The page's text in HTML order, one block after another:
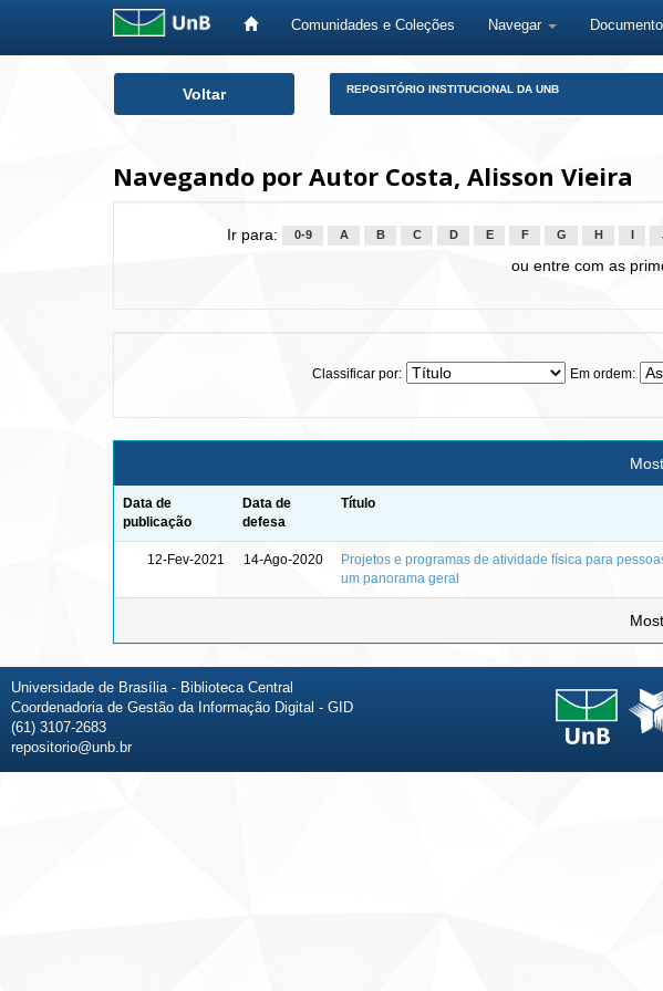
Comunidades e Coleções Navegar
Voltar REPOSITÓRIO INSTITUCIONAL DA UNB
Navegando por Autor Costa, Alisson Vieira
Ir para: 0-9 A B C D E F G H
ou entre com as
Classificar por: Em ordem:
Data de
publicação
Data de
defesa
Título
12-Fev-2021 14-Ago-2020
Projetos e programas de atividade física para
um panorama geral
Universidade de Brasília - Biblioteca Central
Coordenadoria de Gestão da Informação Digital - GID
(61) 3107-2683
repositorio@unb.br